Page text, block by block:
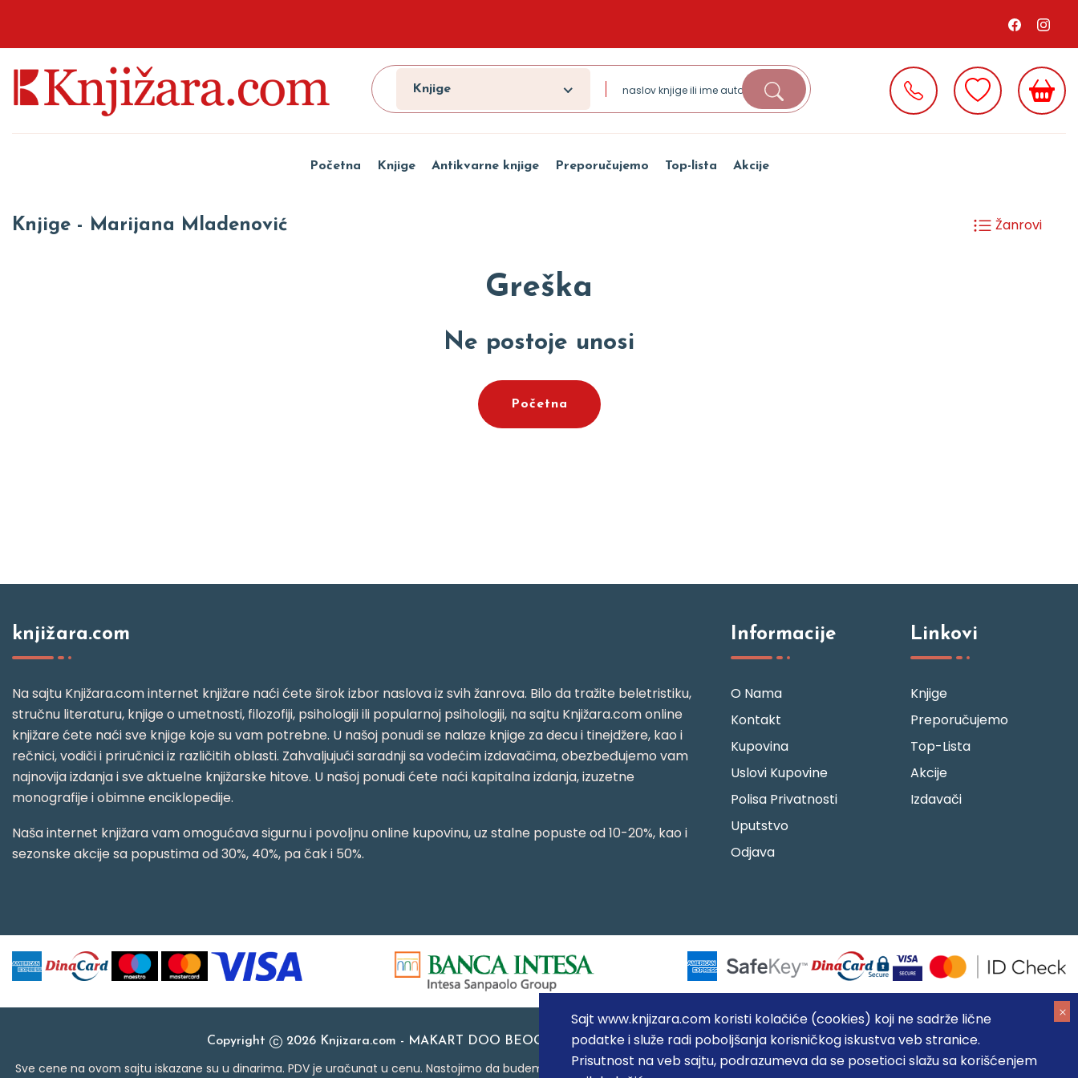
Sajt www.knjizara.com koristi kolačiće (cookies) koji ne sadrže lične
podatke i služe radi poboljšanja korisničkog iskustva veb stranice.
Prisutnost na veb sajtu, podrazumeva da se posetioci slažu sa korišćenjem
Knjige
Početna Knjige Antikvarne knjige Preporučujemo Top-lista Akcije
Knjige - Marijana Mladenović Žanrovi
Greška
Ne postoje unosi
Početna
knjižara.com
Na sajtu Knjižara.com internet knjižare naći ćete širok izbor naslova iz svih žanrova. Bilo da tražite beletristiku,
stručnu literaturu, knjige o umetnosti, filozofiji, psihologiji ili popularnoj psihologiji, na sajtu Knjižara.com online
knjižare ćete naći sve knjige koje su vam potrebne. U našoj ponudi se nalaze knjige za decu i tinejdžere, kao i
rečnici, vodiči i priručnici iz različitih oblasti. Zahvaljujući saradnji sa vodećim izdavačima, obezbeđujemo vam
najnovija izdanja i sve aktuelne knjižarske hitove. U našoj ponudi ćete naći kapitalna izdanja, izuzetne
monografije i obimne enciklopedije.
Naša internet knjižara vam omogućava sigurnu i povoljnu online kupovinu, uz stalne popuste od 10-20%, kao i
sezonske akcije sa popustima od 30%, 40%, pa čak i 50%.
Informacije
O Nama
Kontakt
Kupovina
Uslovi Kupovine
Polisa Privatnosti
Uputstvo
Odjava
Linkovi
Knjige
Preporučujemo
Top-Lista
Akcije
Izdavači
Copyright 2026 Knjizara.com - MAKART DOO BEOGRAD (NOVI BEOGRAD), PIB: 105184104, MB: 20337524
Sve cene na ovom sajtu iskazane su u dinarima. PDV je uračunat u cenu. Nastojimo da budemo što precizniji u opisu proizvoda, prikazu slika i samih cena, ali ne možemo garantovati da su